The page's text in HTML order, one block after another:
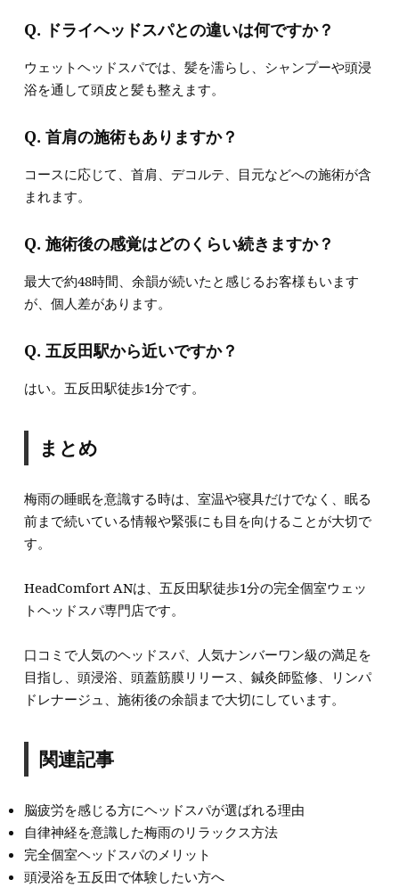
Q. ドライヘッドスパとの違いは何ですか？
ウェットヘッドスパでは、髪を濡らし、シャンプーや頭浸
浴を通して頭皮と髪も整えます。
Q. 首肩の施術もありますか？
コースに応じて、首肩、デコルテ、目元などへの施術が含
まれます。
Q. 施術後の感覚はどのくらい続きますか？
最大で約48時間、余韻が続いたと感じるお客様もいます
が、個人差があります。
Q. 五反田駅から近いですか？
はい。五反田駅徒歩1分です。
まとめ
梅雨の睡眠を意識する時は、室温や寝具だけでなく、眠る
前まで続いている情報や緊張にも目を向けることが大切で
す。
HeadComfort ANは、五反田駅徒歩1分の完全個室ウェッ
トヘッドスパ専門店です。
口コミで人気のヘッドスパ、人気ナンバーワン級の満足を
目指し、頭浸浴、頭蓋筋膜リリース、鍼灸師監修、リンパ
ドレナージュ、施術後の余韻まで大切にしています。
関連記事
脳疲労を感じる方にヘッドスパが選ばれる理由
自律神経を意識した梅雨のリラックス方法
完全個室ヘッドスパのメリット
頭浸浴を五反田で体験したい方へ